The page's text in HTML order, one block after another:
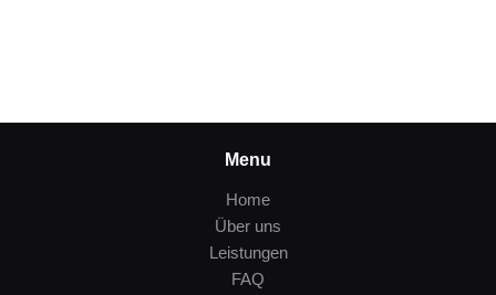
Menu
Home
Über uns
Leistungen
FAQ